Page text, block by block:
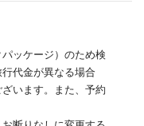
ッケージ）のため検
代金が異なる場合
います。また、予約